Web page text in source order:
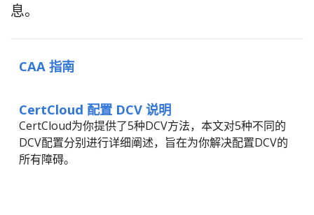
息。
CAA 指南
CertCloud 配置 DCV 说明
CertCloud为你提供了5种DCV方法，本文对5种不同的
DCV配置分别进行详细阐述，旨在为你解决配置DCV的
所有障碍。